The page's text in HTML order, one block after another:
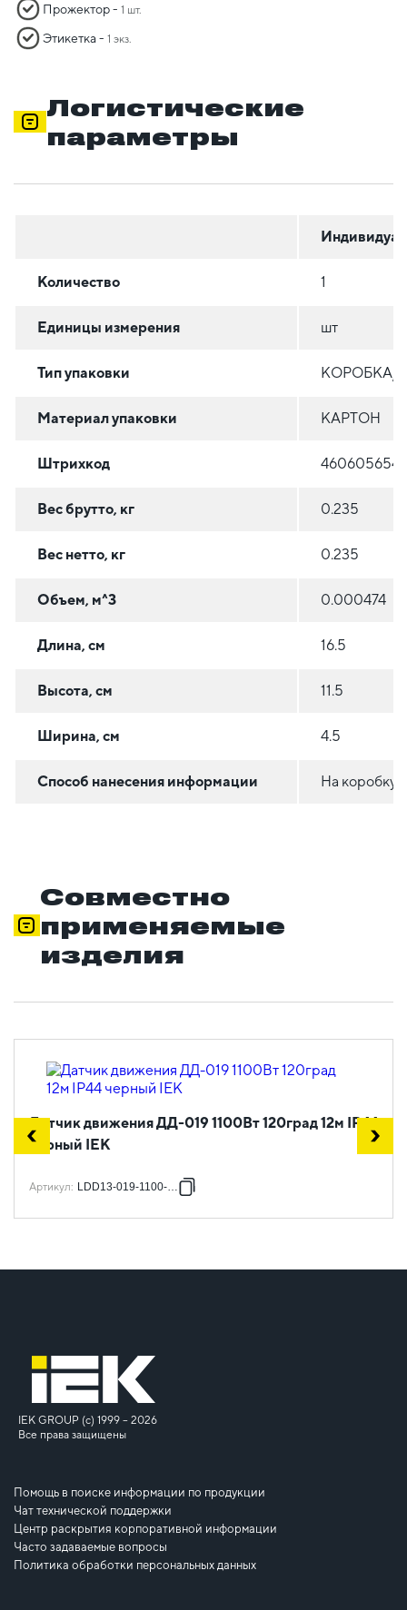
Прожектор - 1 шт.
Этикетка - 1 экз.
Логистические
параметры
Количество 1
Единицы измерения шт
Тип упаковки КОРОБКА/
Материал упаковки КАРТОН
Штрихкод
Вес брутто, кг 0.235
Вес нетто, кг 0.235
Объем, м^3 0.000474
Длина, см 16.5
Высота, см 11.5
Ширина, см 4.5
Способ нанесения информации На коробку
Совместно
применяемые
изделия
Датчик движения ДД-019 1100Вт 120град 12м IP44
черный IEK
Артикул: LDD13-019-1100-002
IEK GROUP (c) 1999 – 2026
Все права защищены
Помощь в поиске информации по продукции
Чат технической поддержки
Центр раскрытия корпоративной информации
Часто задаваемые вопросы
Политика обработки персональных данных